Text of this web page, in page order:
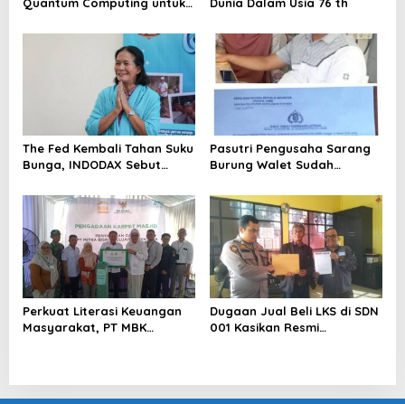
Blockchain
The Fed Kembali Tahan Suku
Bunga, INDODAX Sebut
Sentimen Pasar
Pasutri Pengusaha Sarang
Burung Walet Sudah
Pelapor Desak Polda Jambi
Segera Lakukan Penahanan
Perkuat Literasi Keuangan
Masyarakat, PT MBK
Dugaan Jual Beli LKS di SDN
001 Kasikan Resmi